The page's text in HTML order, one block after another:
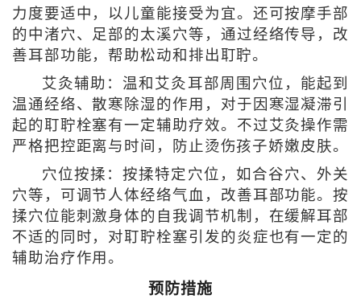
力度要适中，以儿童能接受为宜。还可按摩手部
的中渚穴、足部的太溪穴等，通过经络传导，改
善耳部功能，帮助松动和排出耵聍。
艾灸辅助：温和艾灸耳部周围穴位，能起到
温通经络、散寒除湿的作用，对于因寒湿凝滞引
起的耵聍栓塞有一定辅助疗效。不过艾灸操作需
严格把控距离与时间，防止烫伤孩子娇嫩皮肤。
穴位按揉：按揉特定穴位，如合谷穴、外关
穴等，可调节人体经络气血，改善耳部功能。按
揉穴位能刺激身体的自我调节机制，在缓解耳部
不适的同时，对耵聍栓塞引发的炎症也有一定的
辅助治疗作用。
预防措施